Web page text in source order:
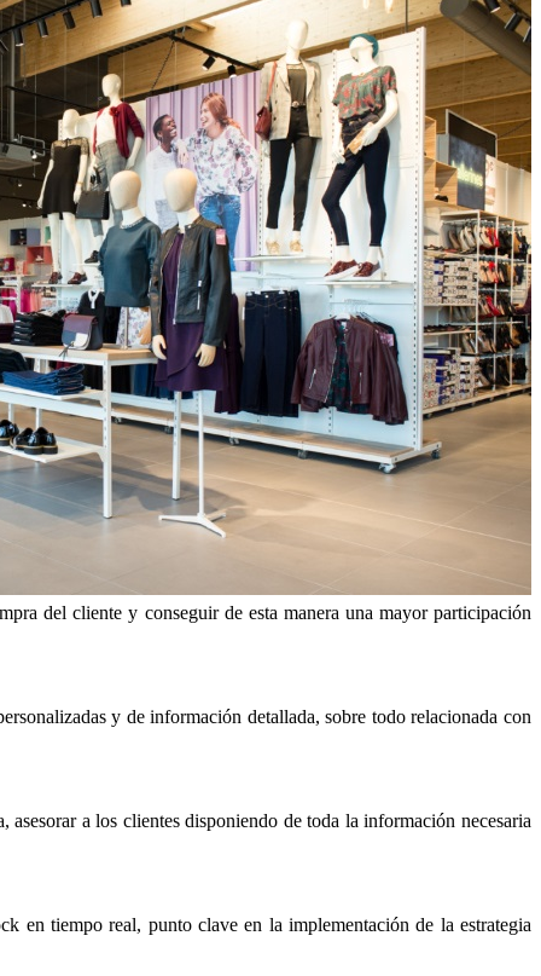
del cliente y conseguir de esta manera una mayor participación
y de información detallada, sobre todo relacionada con
a los clientes disponiendo de toda la información necesaria
en tiempo real, punto clave en la implementación de la estrategia